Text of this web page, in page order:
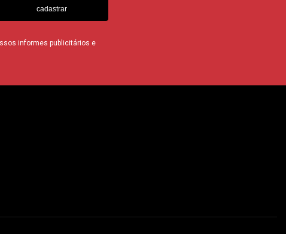
cadastrar
informes publicitários e